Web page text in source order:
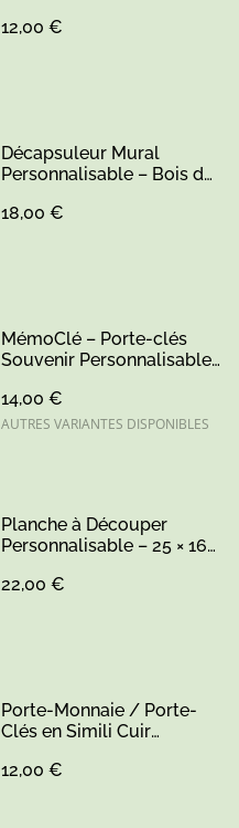
12,00 €
Décapsuleur Mural
Personnalisable – Bois de
18,00 €
MémoClé – Porte-clés
Souvenir Personnalisable
14,00 €
AUTRES VARIANTES DISPONIBLES
Planche à Découper
Personnalisable – 25 × 16
22,00 €
Porte-Monnaie / Porte-
Clés en Simili Cuir
12,00 €